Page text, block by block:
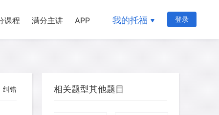
课程 满分主讲 APP 我的托福 登录
纠错 相关题型其他题目